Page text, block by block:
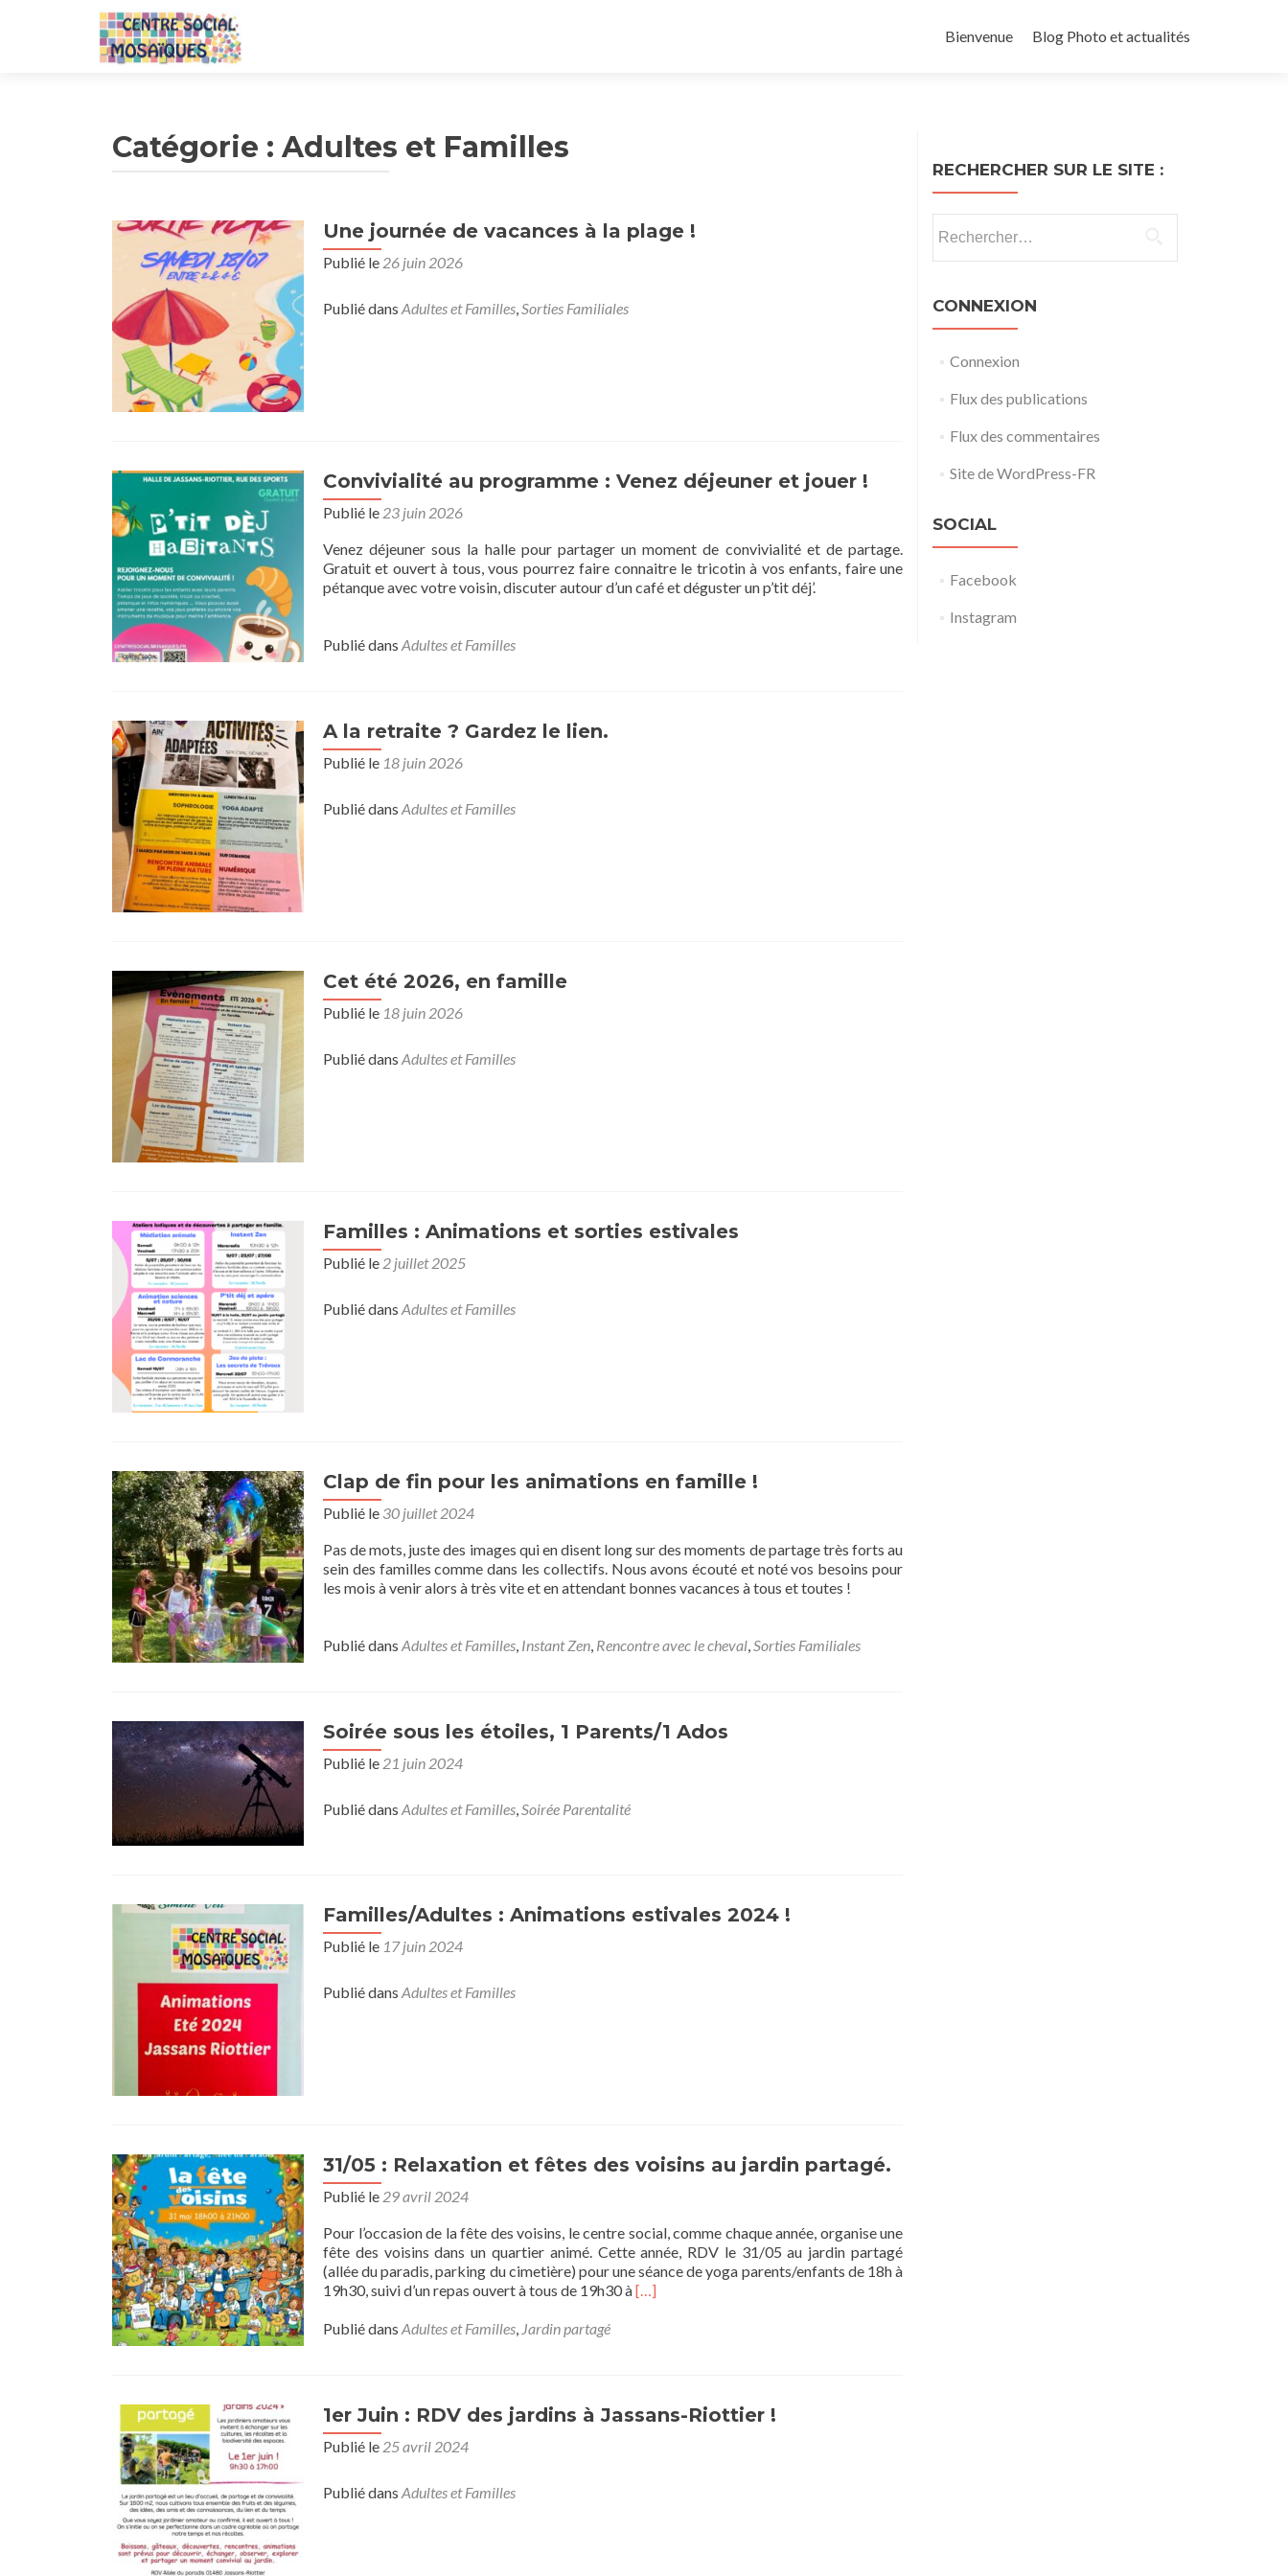
au
Bienvenue Blog Photo et actualités
Catégorie : Adultes et Familles
Une journée de vacances à la plage !
Publié le 26 juin 2026
Publié dans Adultes et Familles,Sorties Familiales
Convivialité au programme : Venez déjeuner et jouer !
Publié le 23 juin 2026
Venez déjeuner sous la halle pour partager un moment de convivialité et de partage.
Gratuit et ouvert à tous, vous pourrez faire connaitre le tricotin à vos enfants, faire une
pétanque avec votre voisin, discuter autour d’un café et déguster un p’tit déj’.
Publié dans Adultes et Familles
A la retraite ? Gardez le lien.
Publié le 18 juin 2026
Publié dans Adultes et Familles
Cet été 2026, en famille
Publié le 18 juin 2026
Publié dans Adultes et Familles
Familles : Animations et sorties estivales
Publié le 2 juillet 2025
Publié dans Adultes et Familles
Clap de fin pour les animations en famille !
Publié le 30 juillet 2024
Pas de mots, juste des images qui en disent long sur des moments de partage très forts au
sein des familles comme dans les collectifs. Nous avons écouté et noté vos besoins pour
les mois à venir alors à très vite et en attendant bonnes vacances à tous et toutes !
Publié dans Adultes et Familles, Instant Zen, Rencontre avec le cheval,Sorties Familiales
Soirée sous les étoiles, 1 Parents/1 Ados
Publié le 21 juin 2024
Publié dans Adultes et Familles,Soirée Parentalité
Familles/Adultes : Animations estivales 2024 !
Publié le 17 juin 2024
Publié dans Adultes et Familles
31/05 : Relaxation et fêtes des voisins au jardin partagé.
Publié le 29 avril 2024
Pour l’occasion de la fête des voisins, le centre social, comme chaque année, organise une
fête des voisins dans un quartier animé. Cette année, RDV le 31/05 au jardin partagé
(allée du paradis, parking du cimetière) pour une séance de yoga parents/enfants de 18h à
19h30, suivi d’un repas ouvert à tous de 19h30 àEn
fêtes
[…]
Publié dans Adultes et Familles, Jardin partagé
1er Juin : RDV des jardins à Jassans-Riottier !
Publié le 25 avril 2024
Publié dans Adultes et Familles
Navigation
des
articles
RECHERCHER SUR LE SITE :
CONNEXION
Connexion
Flux des publications
Flux des commentaires
Site de WordPress-FR
SOCIAL
Facebook
Instagram